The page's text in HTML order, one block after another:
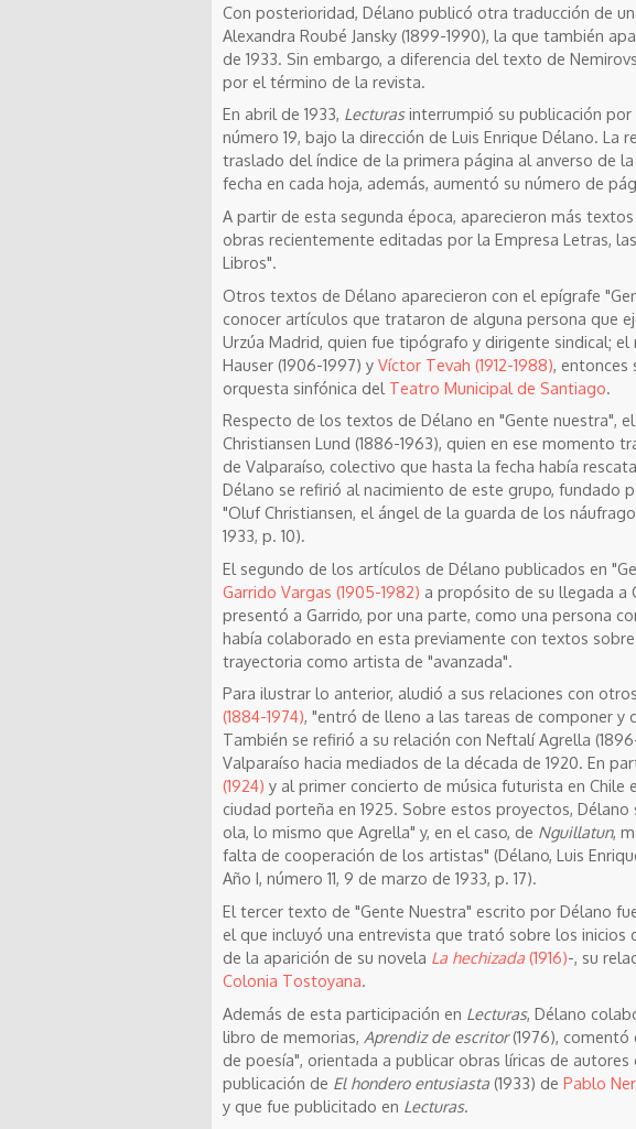
Con posterioridad, Délano publicó otra traducción de
Alexandra Roubé Jansky (1899-1990), la que también
de 1933. Sin embargo, a diferencia del texto de
por el término de la revista.
En abril de 1933, Lecturasinterrumpió su publicación por
número 19, bajo la dirección de Luis Enrique Délano.
traslado del índice de la primera página al anverso de
fecha en cada hoja, además, aumentó su número de
A partir de esta segunda época, aparecieron más
obras recientemente editadas por la Empresa Letras,
Libros".
Otros textos de Délano aparecieron con el epígrafe
conocer artículos que trataron de alguna persona que
Urzúa Madrid, quien fue tipógrafo y dirigente sindical; el
Hauser (1906-1997) y Víctor Tevah (1912-1988) ,
orquesta sinfónica del Teatro Municipal de Santiago
Respecto de los textos de Délano en "Gente nuestra",
Christiansen Lund (1886-1963), quien en ese momento
de Valparaíso, colectivo que hasta la fecha había
Délano se refirió al nacimiento de este grupo, fundado
"Oluf Christiansen, el ángel de la guarda de los
1933, p. 10).
El segundo de los artículos de Délano publicados en
Garrido Vargas (1905-1982) a propósito de su llegada a
presentó a Garrido, por una parte, como una persona
había colaborado en esta previamente con textos
trayectoria como artista de "avanzada".
Para ilustrar lo anterior, aludió a sus relaciones con
(1884-1974), "entró de lleno a las tareas de componer y
También se refirió a su relación con Neftalí Agrella
Valparaíso hacia mediados de la década de 1920. En
(1924) y al primer concierto de música futurista en Chile
ciudad porteña en 1925. Sobre estos proyectos,
ola, lo mismo que Agrella" y, en el caso, de Nguillatun,
falta de cooperación de los artistas" (Délano, Luis
Año I, número 11, 9 de marzo de 1933, p. 17).
El tercer texto de "Gente Nuestra" escrito por Délano
el que incluyó una entrevista que trató sobre los
de la aparición de su novela La hechizada (1916)-, su
Colonia Tostoyana.
Además de esta participación en Lecturas, Délano
libro de memorias, Aprendiz de escritor(1976), comentó
de poesía", orientada a publicar obras líricas de
publicación de El hondero entusiasta(1933) de Pablo
y que fue publicitado en Lecturas.